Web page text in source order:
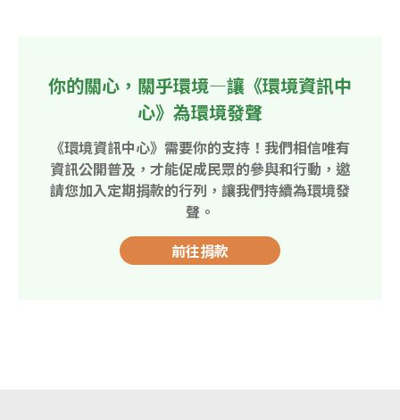
你的關心，關乎環境—讓《環境資訊中
心》為環境發聲
《環境資訊中心》需要你的支持！我們相信唯有
資訊公開普及，才能促成民眾的參與和行動，邀
請您加入定期捐款的行列，讓我們持續為環境發
聲。
前往捐款